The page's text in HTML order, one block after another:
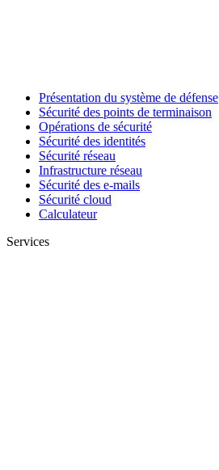
Présentation du système de défense
Sécurité des points de terminaison
Opérations de sécurité
Sécurité des identités
Sécurité réseau
Infrastructure réseau
Sécurité des e-mails
Sécurité cloud
Calculateur
Services